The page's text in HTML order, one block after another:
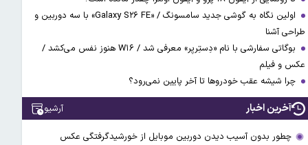
اولین نگاه به گوشی جدید سامسونگ / «Galaxy S۲۶ FE» با سه دوربین و
طراحی آشنا
بوگاتی سفارشی با نام «دِستِریِر» معرفی شد / W۱۶ هنوز نفس می‌کشد /
عکس و فیلم
چرا شیشه عقب خودروها تا آخر پایین نمی‌رود؟
آخرین اخبار آرشیو
چطور بدون آسیب دیدن دوربین موبایل از خورشیدگرفتگی عکس